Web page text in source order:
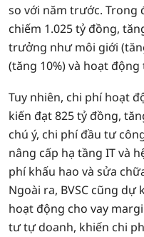
so với năm trước. Trong
chiếm 1.025 tỷ đồng,
trưởng như môi giới
(tăng 10%) và hoạt
Tuy nhiên, chi phí hoạt
kiến đạt 825 tỷ đồng,
chú ý, chi phí đầu tư
nâng cấp hạ tầng IT và
phí khấu hao và sửa
Ngoài ra, BVSC cũng dự
hoạt động cho vay
tư tự doanh, khiến chi